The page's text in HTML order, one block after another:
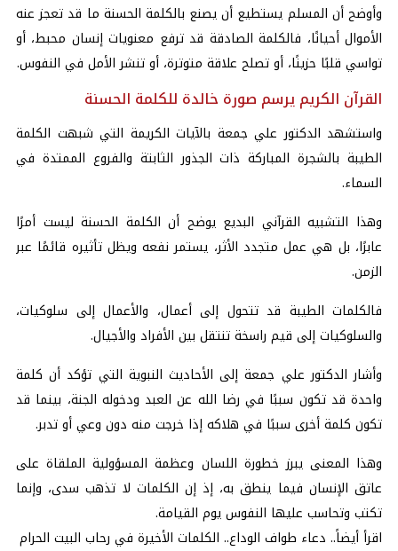
وأوضح أن المسلم يستطيع أن يصنع بالكلمة الحسنة ما قد تعجز عنه
الأموال أحيانًا، فالكلمة الصادقة قد ترفع معنويات إنسان محبط، أو
تواسي قلبًا حزينًا، أو تصلح علاقة متوترة، أو تنشر الأمل في النفوس.
القرآن الكريم يرسم صورة خالدة للكلمة الحسنة
واستشهد الدكتور علي جمعة بالآيات الكريمة التي شبهت الكلمة
الطيبة بالشجرة المباركة ذات الجذور الثابتة والفروع الممتدة في
السماء.
وهذا التشبيه القرآني البديع يوضح أن الكلمة الحسنة ليست أمرًا
عابرًا، بل هي عمل متجدد الأثر، يستمر نفعه ويظل تأثيره قائمًا عبر
الزمن.
فالكلمات الطيبة قد تتحول إلى أعمال، والأعمال إلى سلوكيات،
والسلوكيات إلى قيم راسخة تنتقل بين الأفراد والأجيال.
وأشار الدكتور علي جمعة إلى الأحاديث النبوية التي تؤكد أن كلمة
واحدة قد تكون سببًا في رضا الله عن العبد ودخوله الجنة، بينما قد
تكون كلمة أخرى سببًا في هلاكه إذا خرجت منه دون وعي أو تدبر.
وهذا المعنى يبرز خطورة اللسان وعظمة المسؤولية الملقاة على
عاتق الإنسان فيما ينطق به، إذ إن الكلمات لا تذهب سدى، وإنما
تكتب وتحاسب عليها النفوس يوم القيامة.
اقرأ أيضاً.. دعاء طواف الوداع.. الكلمات الأخيرة في رحاب البيت الحرام